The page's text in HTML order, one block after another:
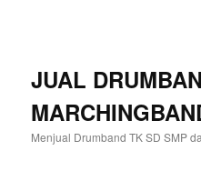
JUAL
Menjual Drumband TK SD SMP